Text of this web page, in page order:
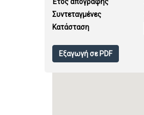
Συντεταγμένες
Κατάσταση
Εξαγωγή σε PDF